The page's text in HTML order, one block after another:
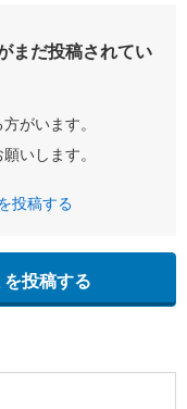
まだ投稿されてい
がいます。
いします。
投稿する
投稿する